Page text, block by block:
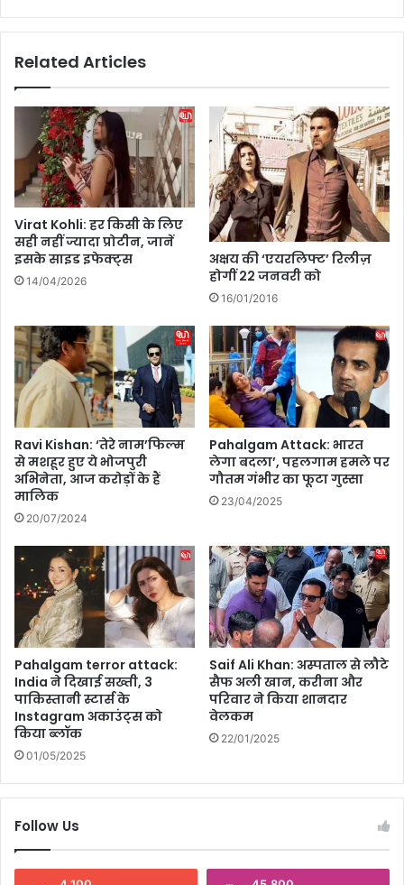
सा
कि
ब
से
गा
ने
का
हु
र
R
v
क्ला
मे
क्स
में
ब
ड़े
रा
!
‘
आ
श्र
म
3
पा
र्ट
2
’
में
बा
रा
रा
ज
खु
ल
ने
का
व
क्त
आ
ग
Related Articles
Virat Kohli: हर किसी के लिए
सही नहीं ज्यादा प्रोटीन, जानें
इसके साइड इफेक्ट्स
14/04/2026
अक्षय की ‘एयरलिफ्ट’ रिलीज़
होगीं 22 जनवरी को
16/01/2016
Ravi Kishan: ‘तेरे नाम’फिल्म
से मशहूर हुए ये भोजपुरी
अभिनेता, आज करोड़ों के हैं
मालिक
20/07/2024
Pahalgam Attack: भारत
लेगा बदला’, पहलगाम हमले पर
गौतम गंभीर का फूटा गुस्सा
23/04/2025
Pahalgam terror attack:
India ने दिखाई सख्ती, 3
पाकिस्तानी स्टार्स के
Instagram अकाउंट्स को
किया ब्लॉक
01/05/2025
Saif Ali Khan: अस्पताल से लौटे
सैफ अली खान, करीना और
परिवार ने किया शानदार
वेलकम
22/01/2025
Follow Us